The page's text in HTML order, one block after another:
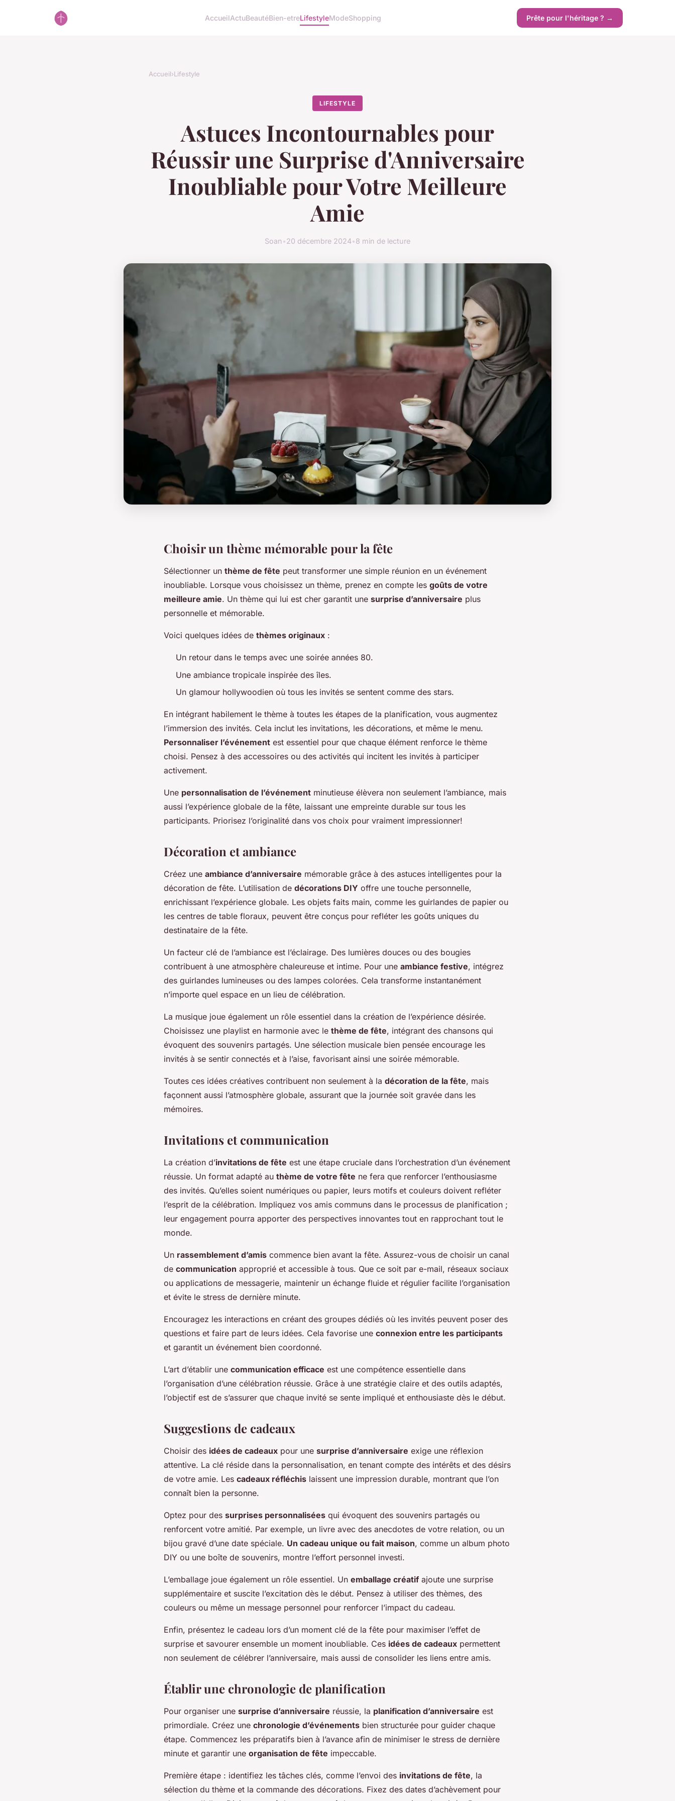
AccueilActuBeautéBien-etreLifestyleModeShopping Prête pour l'héritage ? →
Accueil›Lifestyle
LIFESTYLE
Astuces Incontournables pour
Réussir une Surprise d'Anniversaire
Inoubliable pour Votre Meilleure
Amie
Soan•20 décembre 2024•8 min de lecture
Choisir un thème mémorable pour la fête
Sélectionner un thème de fête peut transformer une simple réunion en un événement
inoubliable. Lorsque vous choisissez un thème, prenez en compte les goûts de votre
meilleure amie. Un thème qui lui est cher garantit une surprise d’anniversaire plus
personnelle et mémorable.
Voici quelques idées de thèmes originaux :
Un retour dans le temps avec une soirée années 80.
Une ambiance tropicale inspirée des îles.
Un glamour hollywoodien où tous les invités se sentent comme des stars.
En intégrant habilement le thème à toutes les étapes de la planification, vous augmentez
l’immersion des invités. Cela inclut les invitations, les décorations, et même le menu.
Personnaliser l’événement est essentiel pour que chaque élément renforce le thème
choisi. Pensez à des accessoires ou des activités qui incitent les invités à participer
activement.
Une personnalisation de l’événement minutieuse élèvera non seulement l’ambiance, mais
aussi l’expérience globale de la fête, laissant une empreinte durable sur tous les
participants. Priorisez l’originalité dans vos choix pour vraiment impressionner!
Décoration et ambiance
Créez une ambiance d’anniversaire mémorable grâce à des astuces intelligentes pour la
décoration de fête. L’utilisation de décorations DIY offre une touche personnelle,
enrichissant l’expérience globale. Les objets faits main, comme les guirlandes de papier ou
les centres de table floraux, peuvent être conçus pour refléter les goûts uniques du
destinataire de la fête.
Un facteur clé de l’ambiance est l’éclairage. Des lumières douces ou des bougies
contribuent à une atmosphère chaleureuse et intime. Pour une ambiance festive, intégrez
des guirlandes lumineuses ou des lampes colorées. Cela transforme instantanément
n’importe quel espace en un lieu de célébration.
La musique joue également un rôle essentiel dans la création de l’expérience désirée.
Choisissez une playlist en harmonie avec le thème de fête, intégrant des chansons qui
évoquent des souvenirs partagés. Une sélection musicale bien pensée encourage les
invités à se sentir connectés et à l’aise, favorisant ainsi une soirée mémorable.
Toutes ces idées créatives contribuent non seulement à la décoration de la fête, mais
façonnent aussi l’atmosphère globale, assurant que la journée soit gravée dans les
mémoires.
Invitations et communication
La création d’invitations de fête est une étape cruciale dans l’orchestration d’un événement
réussie. Un format adapté au thème de votre fête ne fera que renforcer l’enthousiasme
des invités. Qu’elles soient numériques ou papier, leurs motifs et couleurs doivent refléter
l’esprit de la célébration. Impliquez vos amis communs dans le processus de planification ;
leur engagement pourra apporter des perspectives innovantes tout en rapprochant tout le
monde.
Un rassemblement d’amis commence bien avant la fête. Assurez-vous de choisir un canal
de communication approprié et accessible à tous. Que ce soit par e-mail, réseaux sociaux
ou applications de messagerie, maintenir un échange fluide et régulier facilite l’organisation
et évite le stress de dernière minute.
Encouragez les interactions en créant des groupes dédiés où les invités peuvent poser des
questions et faire part de leurs idées. Cela favorise une connexion entre les participants
et garantit un événement bien coordonné.
L’art d’établir une communication efficace est une compétence essentielle dans
l’organisation d’une célébration réussie. Grâce à une stratégie claire et des outils adaptés,
l’objectif est de s’assurer que chaque invité se sente impliqué et enthousiaste dès le début.
Suggestions de cadeaux
Choisir des idées de cadeaux pour une surprise d’anniversaire exige une réflexion
attentive. La clé réside dans la personnalisation, en tenant compte des intérêts et des désirs
de votre amie. Les cadeaux réfléchis laissent une impression durable, montrant que l’on
connaît bien la personne.
Optez pour des surprises personnalisées qui évoquent des souvenirs partagés ou
renforcent votre amitié. Par exemple, un livre avec des anecdotes de votre relation, ou un
bijou gravé d’une date spéciale. Un cadeau unique ou fait maison, comme un album photo
DIY ou une boîte de souvenirs, montre l’effort personnel investi.
L’emballage joue également un rôle essentiel. Un emballage créatif ajoute une surprise
supplémentaire et suscite l’excitation dès le début. Pensez à utiliser des thèmes, des
couleurs ou même un message personnel pour renforcer l’impact du cadeau.
Enfin, présentez le cadeau lors d’un moment clé de la fête pour maximiser l’effet de
surprise et savourer ensemble un moment inoubliable. Ces idées de cadeaux permettent
non seulement de célébrer l’anniversaire, mais aussi de consolider les liens entre amis.
Établir une chronologie de planification
Pour organiser une surprise d’anniversaire réussie, la planification d’anniversaire est
primordiale. Créez une chronologie d’événements bien structurée pour guider chaque
étape. Commencez les préparatifs bien à l’avance afin de minimiser le stress de dernière
minute et garantir une organisation de fête impeccable.
Première étape : identifiez les tâches clés, comme l’envoi des invitations de fête, la
sélection du thème et la commande des décorations. Fixez des dates d’achèvement pour